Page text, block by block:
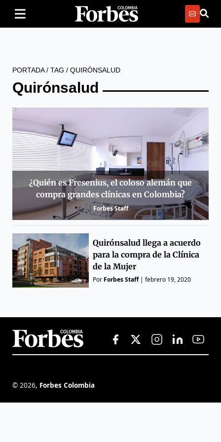
PORTADA/ TAG / QUIRÓNSALUD
Quirónsalud
¿Quién es Fresenius, el coloso alemán que
compra grandes clínicas en Colombia?
Forbes Staff
Quirónsalud llega a acuerdo
para la compra de la Clínica
de la Mujer
Por Forbes Staff|febrero 19, 2020
© 2026, Forbes Colombia